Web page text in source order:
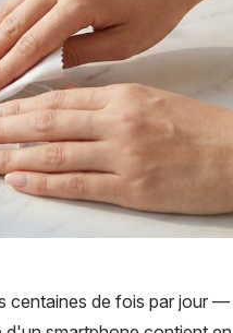
de fois par jour —